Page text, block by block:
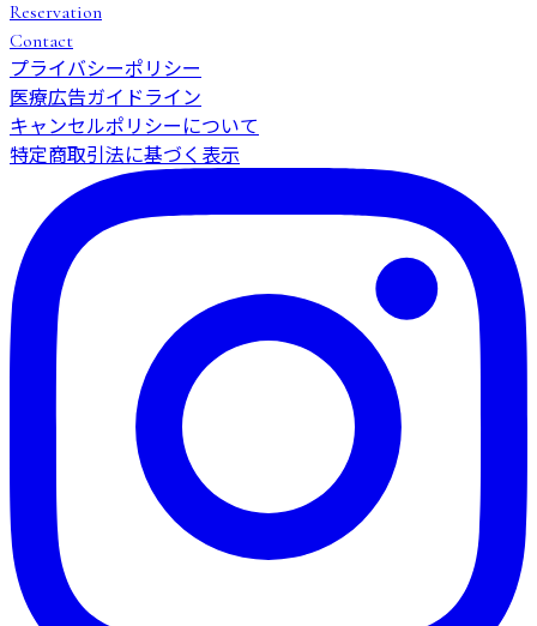
Reservation
Contact
プライバシーポリシー
医療広告ガイドライン
キャンセルポリシーについて
特定商取引法に基づく表示